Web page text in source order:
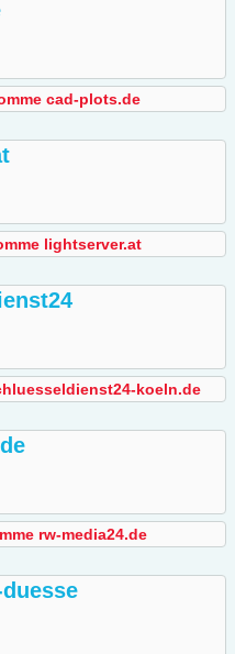
cad-plots.de
lightserver.at
koeln.de
rw-media24.de